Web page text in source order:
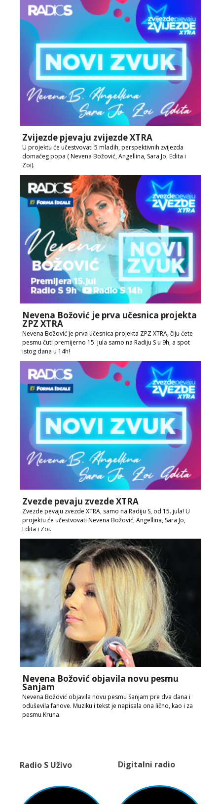
Zvijezde pjevaju zvijezde XTRA
U projektu će učestvovati 5 mladih, perspektivnih zvijezda
domaćeg popa ( Nevena Božović, Angellina, Sara Jo, Edita i
Zoi).
Nevena Božović je prva učesnica projekta
ZPZ XTRA
Nevena Božović je prva učesnica projekta ZPZ XTRA, čiju ćete
pesmu čuti premijerno 15. jula samo na Radiju S u 9h, a spot
istog dana u 14h!
Zvezde pevaju zvezde XTRA
Zvezde pevaju zvezde XTRA, samo na Radiju S, od 15. jula! U
projektu će učestvovati Nevena Božović, Angellina, Sara Jo,
Edita i Zoi.
Nevena Božović objavila novu pesmu
Sanjam
Nevena Božović objavila novu pesmu Sanjam pre dva dana i
oduševila fanove. Muziku i tekst je napisala ona lično, kao i za
pesmu Kruna.
Radio S Uživo Digitalni radio